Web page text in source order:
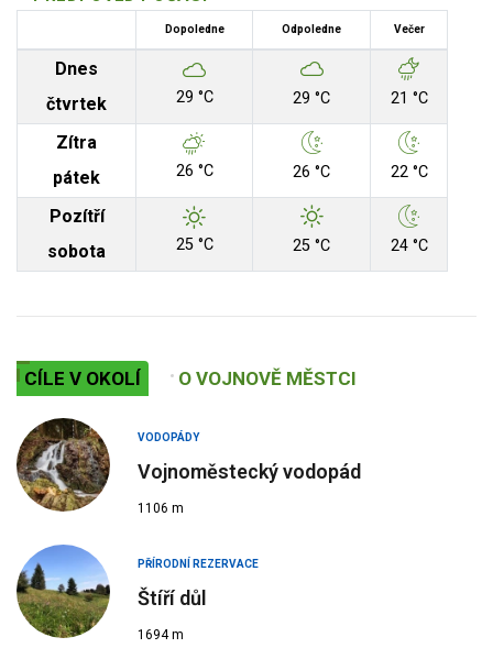
Dopoledne Odpoledne Večer
Dnes
čtvrtek
29 °C 29 °C 21 °C
Zítra
pátek
26 °C 26 °C 22 °C
Pozítří
sobota
25 °C 25 °C 24 °C
CÍLE V OKOLÍ O VOJNOVĚ MĚSTCI
VODOPÁDY
Vojnoměstecký vodopád
1106 m
PŘÍRODNÍ REZERVACE
Štíří důl
1694 m